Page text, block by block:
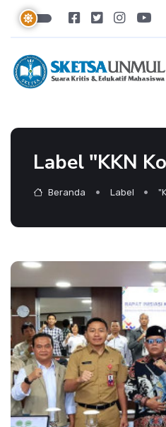
Label "KKN
Beranda Label